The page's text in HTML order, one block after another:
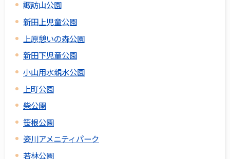
諏訪山公園
新田上児童公園
上原憩いの森公園
新田下児童公園
小山用水親水公園
上町公園
柴公園
笹根公園
姿川アメニティパーク
若林公園